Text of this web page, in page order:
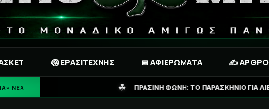
🏐 ΕΡΑΣΙΤΕΧΝΗΣ 📅 ΑΦΙΕΡΩΜΑΤΑ ✍️
ΝΕΑ ΠΡΑΣΙΝΗ ΦΩΝΗ: ΤΟ ΠΑΡΑΣΚΗΝΙΟ ΓΙΑ ΛΙΒΑΪ ΓΚΑΡΣΙΑ ΚΑΙ ΤΟ